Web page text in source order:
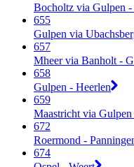
Bocholtz via Gulpen
655
Gulpen via
657
Mheer via Banholt -
658
Gulpen - Heerlen
659
Maastricht via Gulpen
672
Roermond -
674